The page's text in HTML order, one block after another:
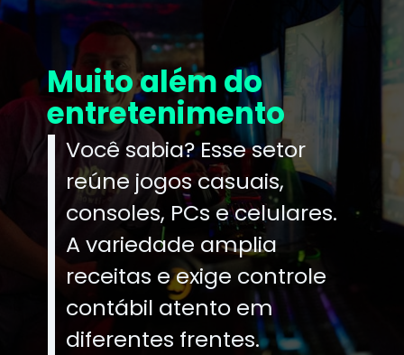
Muito além do
entretenimento
Você sabia? Esse setor
reúne jogos casuais,
consoles, PCs e celulares.
A variedade amplia
receitas e exige controle
contábil atento em
diferentes frentes.